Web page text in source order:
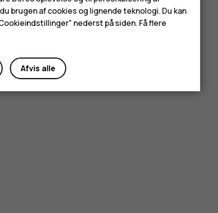
brugen af cookies og lignende teknologi. Du kan
nederst på siden. Få flere
Afvis alle